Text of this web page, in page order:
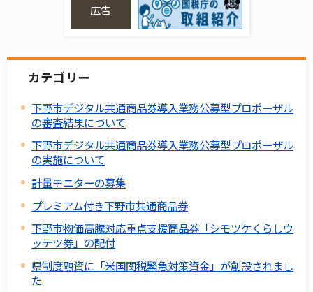
広告
カテゴリー
下野市デジタル共通商品券導入業務公募型プロポーザル
の審査結果について
下野市デジタル共通商品券導入業務公募型プロポーザル
の実施について
計量モニターの募集
プレミアム付き下野市共通商品券
下野市物価高騰対応重点支援商品券「シモツケくらしウ
ッテツ券」の配付
県制度融資に「米国関税緊急対策資金」が創設されまし
た